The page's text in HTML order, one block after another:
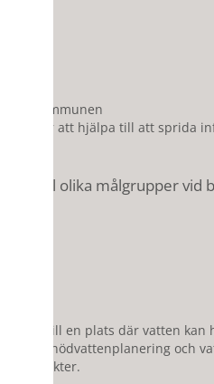
av kommunen
kommer att hjälpa till att sprida
till olika målgrupper vid
till en plats där vatten kan
sin nödvattenplanering och